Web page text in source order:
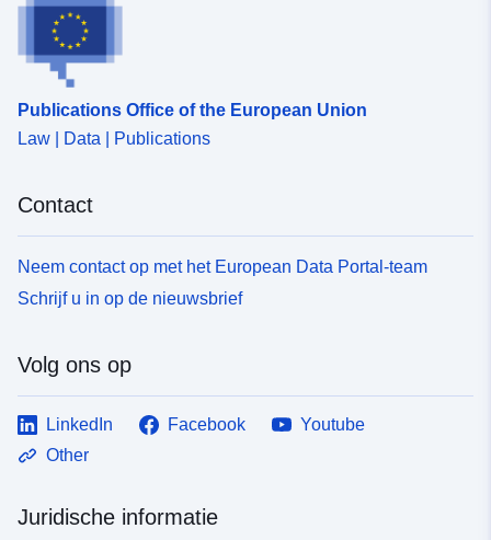
Publications Office of the European Union
Law | Data | Publications
Contact
Neem contact op met het European Data Portal-team
Schrijf u in op de nieuwsbrief
Volg ons op
LinkedIn Facebook
Youtube
Other
Juridische informatie